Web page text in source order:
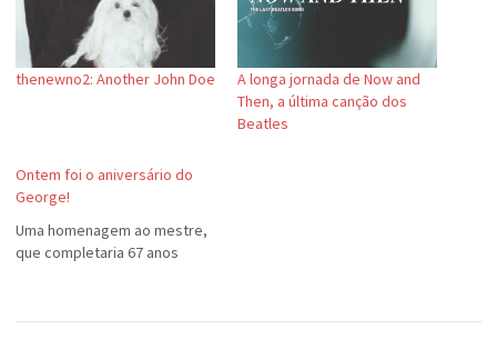
thenewno2: Another John Doe
A longa jornada de Now and
Then, a última canção dos
Beatles
Ontem foi o aniversário do
George!
Uma homenagem ao mestre,
que completaria 67 anos